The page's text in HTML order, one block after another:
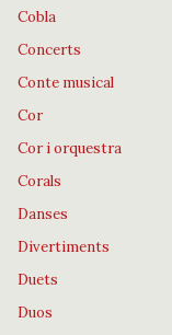
Cobla
Concerts
Conte musical
Cor
Cor i orquestra
Corals
Danses
Divertiments
Duets
Duos